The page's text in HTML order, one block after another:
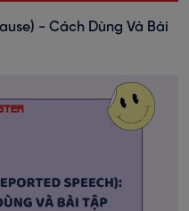
- Cách Dùng Và Bài